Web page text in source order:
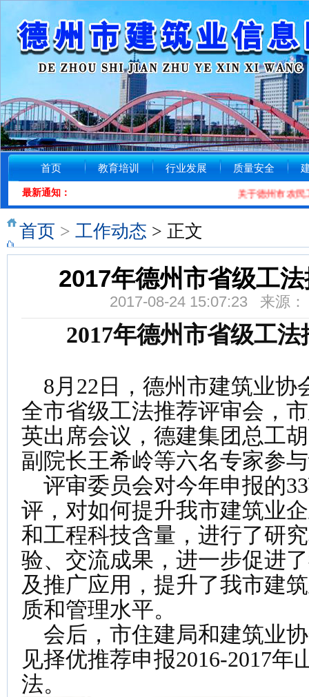
首页 教育培训 行业发展 质量安全
最新通知： 关于德州市农民工工
首页 > 工作动态 > 正文
2017年德州市省级工
2017-08-24 15:07:23 来源
2017年德州市省级工
8月22日，德州市建筑业协
全市省级工法推荐评审会，
英出席会议，德建集团总工
副院长王希岭等六名专家参
评审委员会对今年申报的
评，对如何提升我市建筑业
和工程科技含量，进行了研
验、交流成果，进一步促进
及推广应用，提升了我市建
质和管理水平。
会后，市住建局和建筑业
见择优推荐申报2016-2017年
法。